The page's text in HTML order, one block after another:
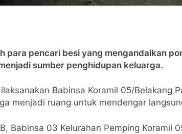
para pencari besi yang mengandalkan
sumber penghidupan keluarga.
Babinsa Koramil 05/Belakang
menjadi ruang untuk mendengar
Babinsa 03 Kelurahan Pemping Koramil